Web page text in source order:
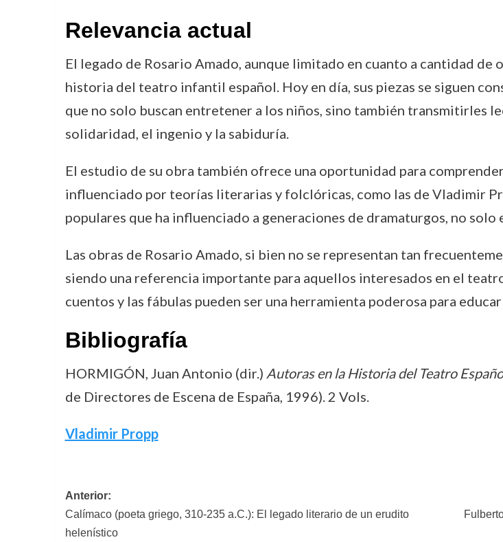
Relevancia actual
El legado de Rosario Amado, aunque limitado en cuanto a cantidad
historia del teatro infantil español. Hoy en día, sus piezas se siguen
que no solo buscan entretener a los niños, sino también transmitirles
solidaridad, el ingenio y la sabiduría.
El estudio de su obra también ofrece una oportunidad para
influenciado por teorías literarias y folclóricas, como las de Vladimir
populares que ha influenciado a generaciones de dramaturgos, no
Las obras de Rosario Amado, si bien no se representan tan
siendo una referencia importante para aquellos interesados en el
cuentos y las fábulas pueden ser una herramienta poderosa para
Bibliografía
HORMIGÓN, Juan Antonio (dir.) Autoras en la Historia del Teatro
de Directores de Escena de España, 1996). 2 Vols.
Vladimir Propp
Navegación
de
Anterior:
Calímaco (poeta griego, 310-235 a.C.): El legado literario de un erudito
helenístico